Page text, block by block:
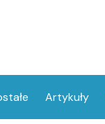
Artykuły